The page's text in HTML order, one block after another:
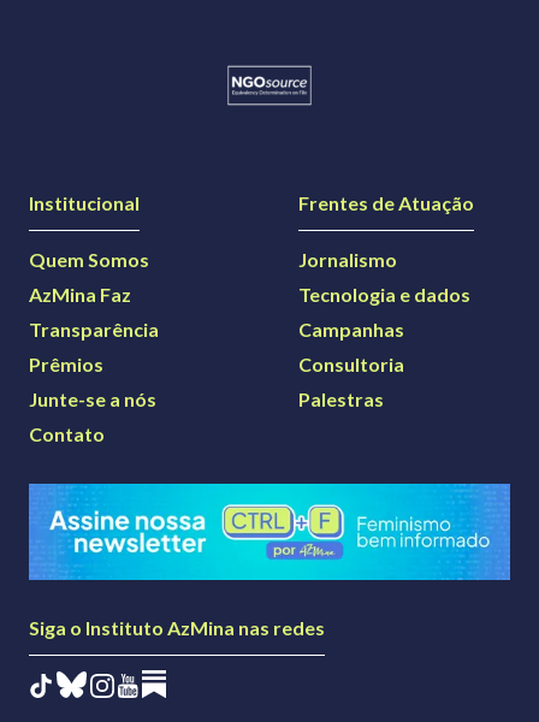
Institucional
Quem Somos
AzMina Faz
Transparência
Prêmios
Junte-se a nós
Contato
Frentes de Atuação
Jornalismo
Tecnologia e dados
Campanhas
Consultoria
Palestras
Siga o Instituto AzMina nas redes